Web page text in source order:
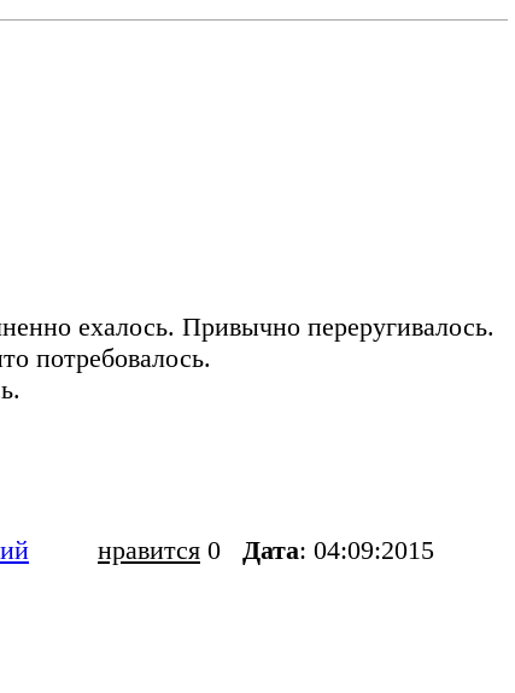
ехалось. Привычно переругивалось.
потребовалось.
нравится 0 Дата: 04:09:2015